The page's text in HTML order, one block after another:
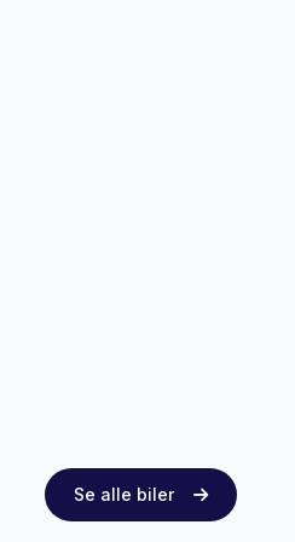
Se alle biler